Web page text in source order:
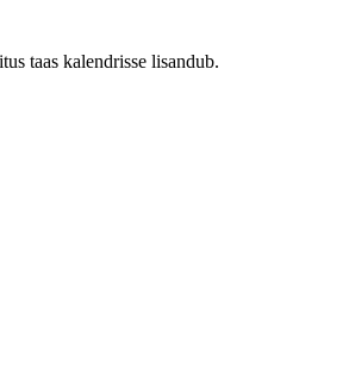
taas kalendrisse lisandub.